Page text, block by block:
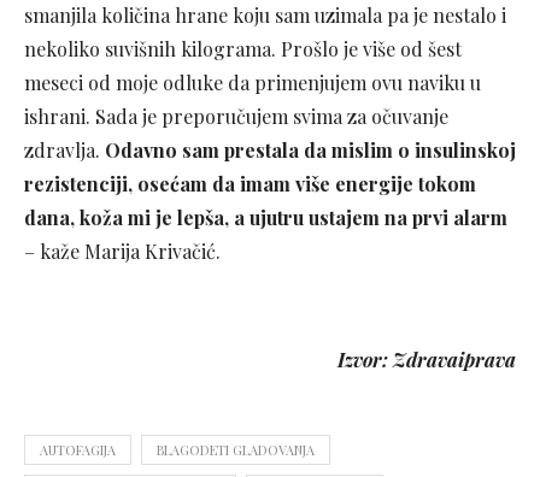
smanjila količina hrane koju sam uzimala pa je nestalo i
nekoliko suvišnih kilograma. Prošlo je više od šest
meseci od moje odluke da primenjujem ovu naviku u
ishrani. Sada je preporučujem svima za očuvanje
zdravlja. Odavno sam prestala da mislim o insulinskoj
rezistenciji, osećam da imam više energije tokom
dana, koža mi je lepša, a ujutru ustajem na prvi alarm
– kaže Marija Krivačić.
Izvor: Zdravaiprava
AUTOFAGIJA BLAGODETI GLADOVANJA